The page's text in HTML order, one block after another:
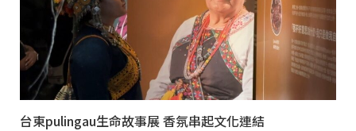
台東pulingau生命故事展 香氛串起文化連結